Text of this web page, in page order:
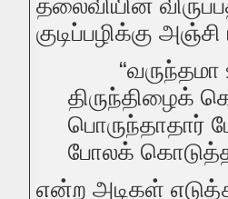
தலைவியின்
குடிப்பழிக்கு
“வருந்தமா
திருந்திழைக்
பொருந்தாதார்
போலக்
என்ற அடிகள்